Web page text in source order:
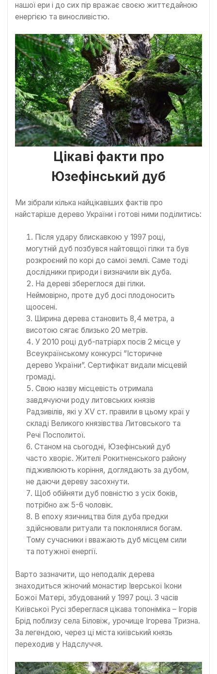
нашої ери і до сих пір вражає своєю життєдайною
енергією та виносливістю.
Цікаві факти про
Юзефінський дуб
Ми зібрали кілька найцікавіших фактів про
найстаріше дерево України і готові ними поділитись:
Після удару блискавкою у 1997 році,
могутній дуб позбувся найтовщої гілки та був
розкроєний по корі до самої землі. Саме тоді
дослідники природи і визначили вік дуба.
На дереві збереглося дві гілки.
Неймовірно, проте дуб досі плодоносить
щоосені.
Ширина дерева становить 8,4 метра, а
висотою сягає близько 20 метрів.
У 2010 році дуб-патріарх посів 2 місце у
Всеукраїнському конкурсі ”Історичне
дерево України”. Сертифікат видали місцевій
громаді.
Свою назву місцевість отримала
завдячуючи роду литовських князів
Радзивілів, які у XV ст. правили в цьому краї у
складі Великого князівства Литовського та
Речі Посполитої.
Станом на сьогодні, Юзефінський дуб
часто хворіє. Жителі Рокитненського району
підживлюють коріння, доглядають за дубом,
не даючи дереву засохнути.
Щоб обійняти дуб повністю з усіх боків,
потрібно аж 5-6 чоловік.
В епоху язичництва біля дуба предки
здійснювали ритуали та поклонялися богам.
Тому сучасники і вважають дуб місцем сили
та потужної енергії.
Варто зазначити, що неподалік дерева
знаходиться жіночий монастир Іверської Ікони
Божої Матері, збудований у 1997 році. З часів
Київської Русі збереглася цікава топоніміка – Ігорів
Брід поблизу села Біловіж, урочище Ігорева Тризна.
За легендою, через ці міста київський князь
переходив у Надслуччя.